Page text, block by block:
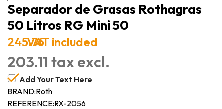
Separador de Grasas Rothagras
50 Litros RG Mini 50
245.76VAT included
203.11 tax excl.
Add Your Text Here
BRAND:Roth
REFERENCE:RX-2056